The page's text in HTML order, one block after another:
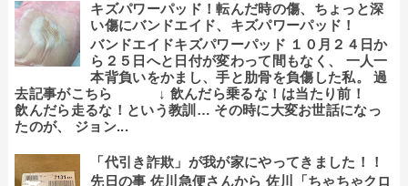
キズパワーパッド！転んだ時の傷、ちょっと深
い傷にバンドエイド、キズパワーパッド！
バンドエイドキズパワーパッド １０月２４日か
ら２５日へと日付が変わって間もなく、 一人一
本背負いをかまし、手と肋骨を負傷した私。 過
去記事がこちら ↓ 飲んだら乗るな！は当たり前！
飲んだら走るな！という教訓… その時に大変お世話になっ
たのが、 ジョン...
「代引き詐欺」が我が家にやってきました！！
先日の事 佐川急便さんから 佐川「ちゃちゃクロ